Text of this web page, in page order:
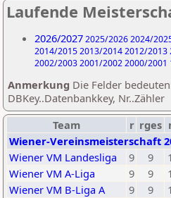
Laufende
2026/20272025/20262024/
2014/20152013/20142012/2013
2002/20032001/20022000/2001
Anmerkung Die Felder
DBKey..Datenbankkey, Nr..Zähler
Team
r rges
Wiener-Vereinsmeisterschaft
Wiener VM Landesliga
9 9
Wiener VM A-Liga
9 9
Wiener VM B-Liga A
9 9